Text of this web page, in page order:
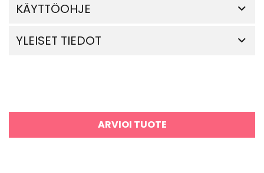
KÄYTTÖOHJE
YLEISET TIEDOT
ARVIOI TUOTE